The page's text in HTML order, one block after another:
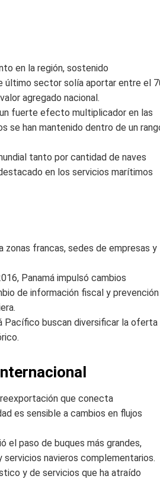
en la región, sostenido
último sector solía aportar entre el
agregado nacional.
fuerte efecto multiplicador en las
se han mantenido dentro de un
tanto por cantidad de naves
en los servicios marítimos
francas, sedes de empresas y
Panamá impulsó cambios
de información fiscal y prevención
Pacífico buscan diversificar la oferta
que conecta
es sensible a cambios en flujos
el paso de buques más grandes,
navieros complementarios.
y de servicios que ha atraído